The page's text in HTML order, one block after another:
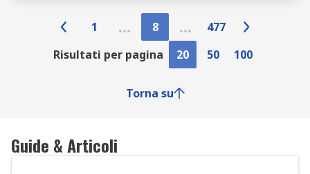
1 8
477
Risultati per pagina
20 50 100
Torna su
Guide & Articoli